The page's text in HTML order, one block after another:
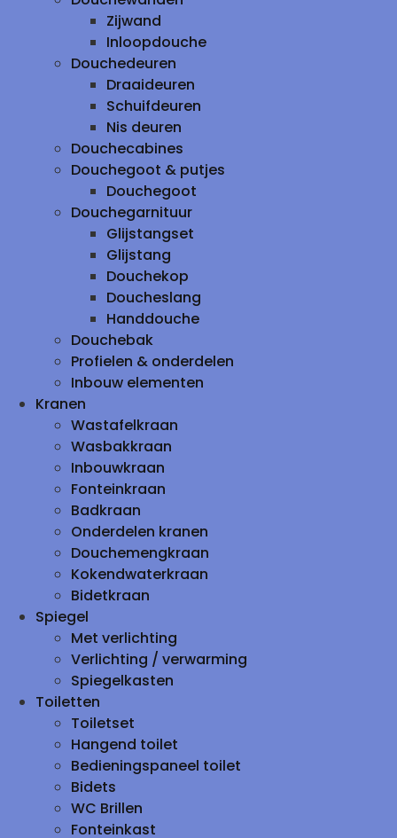
Zijwand
Inloopdouche
Douchedeuren
Draaideuren
Schuifdeuren
Nis deuren
Douchecabines
Douchegoot & putjes
Douchegoot
Douchegarnituur
Glijstangset
Glijstang
Douchekop
Doucheslang
Handdouche
Douchebak
Profielen & onderdelen
Inbouw elementen
Kranen
Wastafelkraan
Wasbakkraan
Inbouwkraan
Fonteinkraan
Badkraan
Onderdelen kranen
Douchemengkraan
Kokendwaterkraan
Bidetkraan
Spiegel
Met verlichting
Verlichting / verwarming
Spiegelkasten
Toiletten
Toiletset
Hangend toilet
Bedieningspaneel toilet
Bidets
WC Brillen
Fonteinkast